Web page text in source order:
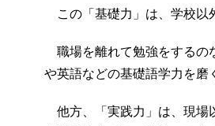
この「基礎力」は、学校以
職場を離れて勉強をするの
や英語などの基礎語学力を磨
他方、「実践力」は、現場